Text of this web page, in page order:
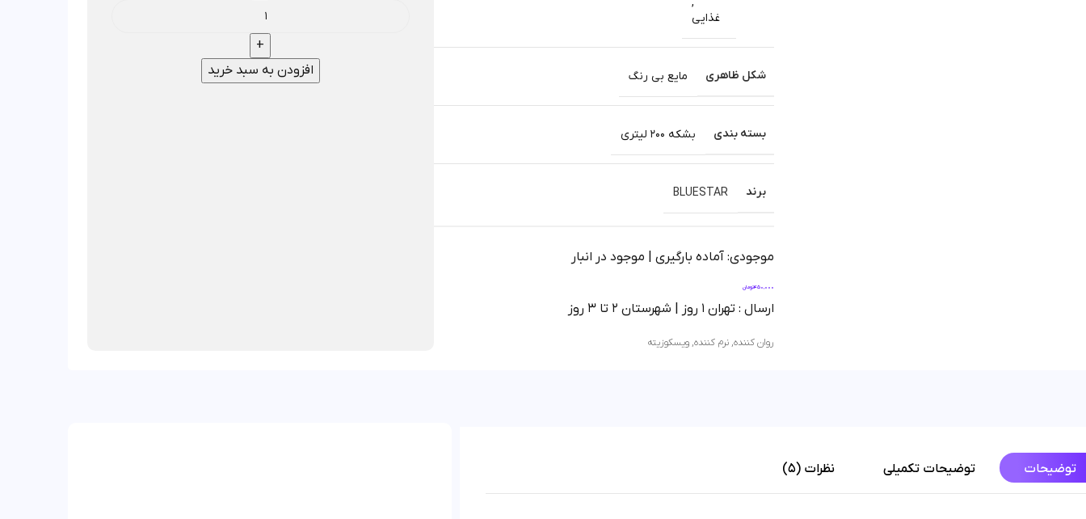
غذایی
شکل ظاهری مایع بی رنگ
بسته بندی بشکه 200 لیتری
برند BLUESTAR
موجودی: آماده بارگیری | موجود در انبار
450,000تومان
ارسال : تهران 1 روز | شهرستان 2 تا 3 روز
روان کننده, نرم کننده, ویسکوزیته
افزودن به سبد خرید
توضیحات توضیحات تکمیلی نظرات (5)